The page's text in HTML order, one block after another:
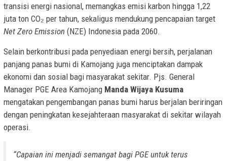
transisi energi nasional, memangkas emisi karbon hingga 1,22
juta ton CO₂ per tahun, sekaligus mendukung pencapaian target
Net Zero Emission (NZE) Indonesia pada 2060.
Selain berkontribusi pada penyediaan energi bersih, perjalanan
panjang panas bumi di Kamojang juga menciptakan dampak
ekonomi dan sosial bagi masyarakat sekitar. Pjs. General
Manager PGE Area Kamojang Manda Wijaya Kusuma
mengatakan pengembangan panas bumi harus berjalan beriringan
dengan peningkatan kesejahteraan masyarakat di sekitar wilayah
operasi.
“Capaian ini menjadi semangat bagi PGE untuk terus